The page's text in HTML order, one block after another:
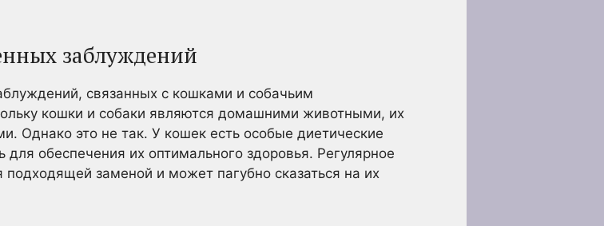
заблуждений
связанных с кошками и собачьим
кошки и собаки являются домашними животными, их
Однако это не так. У кошек есть особые диетические
обеспечения их оптимального здоровья. Регулярное
заменой и может пагубно сказаться на их